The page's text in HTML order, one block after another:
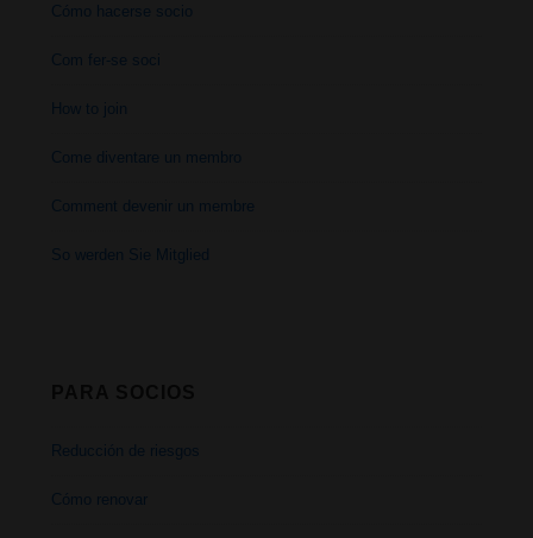
Cómo hacerse socio
Com fer-se soci
How to join
Come diventare un membro
Comment devenir un membre
So werden Sie Mitglied
Reducción de riesgos
Cómo renovar